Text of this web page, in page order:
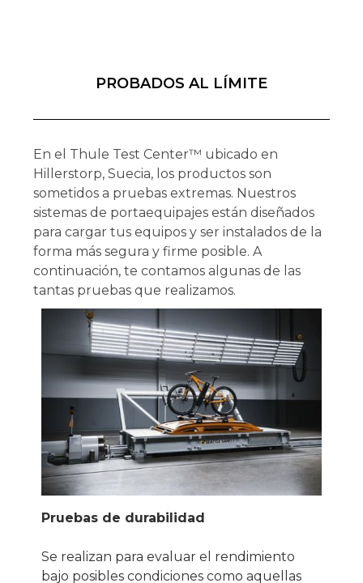
PROBADOS AL LÍMITE
En el Thule Test Center™ ubicado en
Hillerstorp, Suecia, los productos son
sometidos a pruebas extremas. Nuestros
sistemas de portaequipajes están diseñados
para cargar tus equipos y ser instalados de la
forma más segura y firme posible. A
continuación, te contamos algunas de las
tantas pruebas que realizamos.
Pruebas de durabilidad
Se realizan para evaluar el rendimiento
bajo posibles condiciones como aquellas